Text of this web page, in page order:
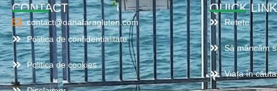
CONTACT
contact@oanafaragluten.com
Politica de confidentialitate
Politica de cookies
QUICK
Retete
Să mâncăm
Viața în